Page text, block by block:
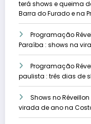
terá shows e queima
Barra do Furado e na
Programação
Paraíba : shows na
Programação
paulista : três dias de
Shows no
virada de ano na